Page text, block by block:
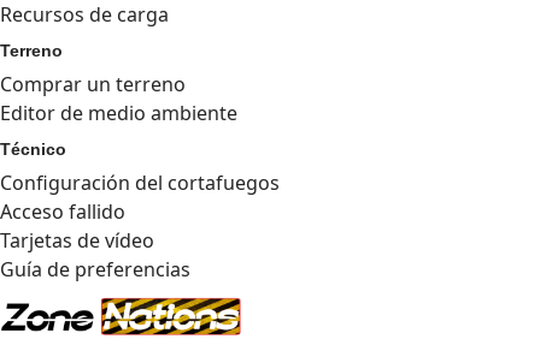
Recursos de carga
Terreno
Comprar un terreno
Editor de medio ambiente
Técnico
Configuración del cortafuegos
Acceso fallido
Tarjetas de vídeo
Guía de preferencias